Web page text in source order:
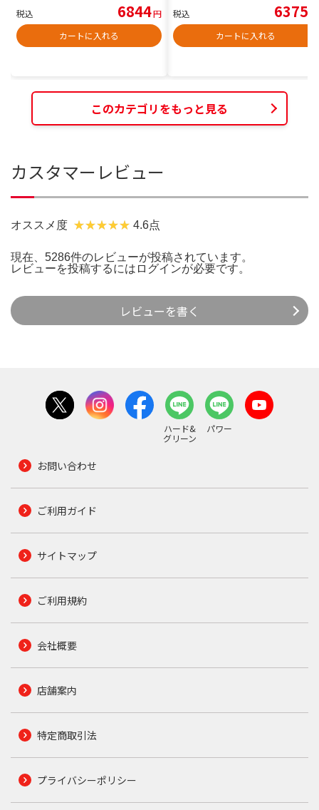
税込 6844円
カートに入れる
税込 6375
カートに入れる
このカテゴリをもっと見る
カスタマーレビュー
オススメ度 4.6点
現在、5286件のレビューが投稿されています。
レビューを投稿するには ログインが必要です。
レビューを書く
ハード&
グリーン
パワー
お問い合わせ
ご利用ガイド
サイトマップ
ご利用規約
会社概要
店舗案内
特定商取引法
プライバシーポリシー